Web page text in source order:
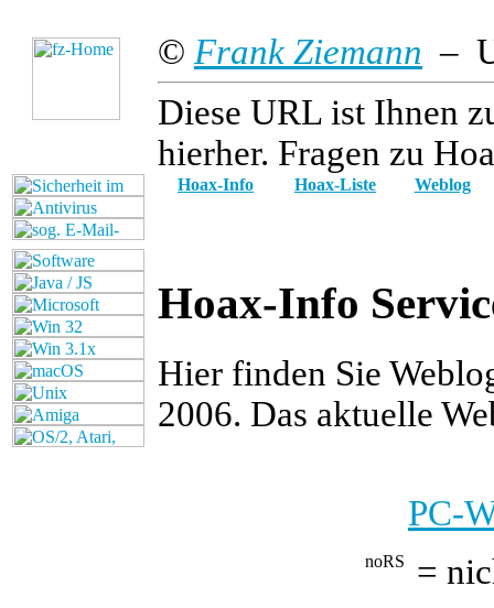
© Frank Ziemann –
Diese URL ist Ihnen
hierher. Fragen zu
Hoax-Info Hoax-Liste Weblog
Hoax-Info
Hier finden Sie
2006. Das aktuelle
PC-
=